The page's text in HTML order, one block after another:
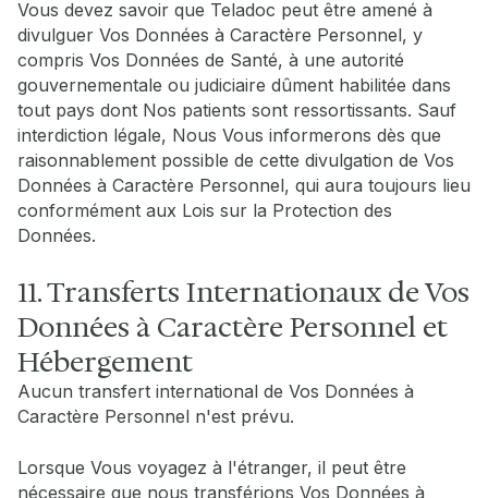
Vous devez savoir que Teladoc peut être amené à
divulguer Vos Données à Caractère Personnel, y
compris Vos Données de Santé, à une autorité
gouvernementale ou judiciaire dûment habilitée dans
tout pays dont Nos patients sont ressortissants. Sauf
interdiction légale, Nous Vous informerons dès que
raisonnablement possible de cette divulgation de Vos
Données à Caractère Personnel, qui aura toujours lieu
conformément aux Lois sur la Protection des
Données.
11. Transferts Internationaux de Vos
Données à Caractère Personnel et
Hébergement
Aucun transfert international de Vos Données à
Caractère Personnel n'est prévu.
Lorsque Vous voyagez à l'étranger, il peut être
nécessaire que nous transférions Vos Données à